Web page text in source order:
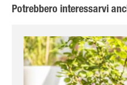
Potrebbero interessarvi